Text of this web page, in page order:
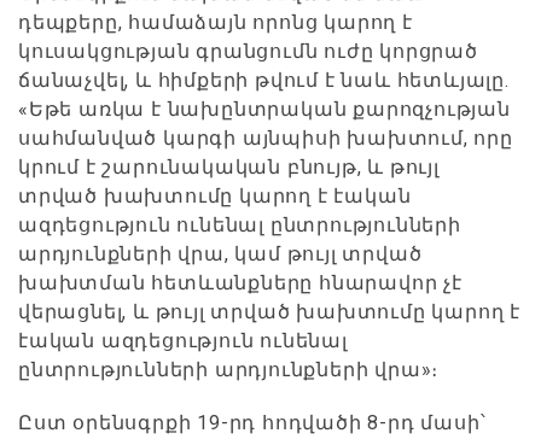
դեպքերը, համաձայն որոնց կարող է
կուսակցության գրանցումն ուժը կորցրած
ճանաչվել, և հիմքերի թվում է նաև հետևյալը.
«Եթե առկա է նախընտրական քարոզչության
սահմանված կարգի այնպիսի խախտում, որը
կրում է շարունակական բնույթ, և թույլ
տրված խախտումը կարող է էական
ազդեցություն ունենալ ընտրությունների
արդյունքների վրա, կամ թույլ տրված
խախտման հետևանքները հնարավոր չէ
վերացնել, և թույլ տրված խախտումը կարող է
էական ազդեցություն ունենալ
ընտրությունների արդյունքների վրա»։
Ըստ օրենսգրքի 19-րդ հոդվածի 8-րդ մասի՝